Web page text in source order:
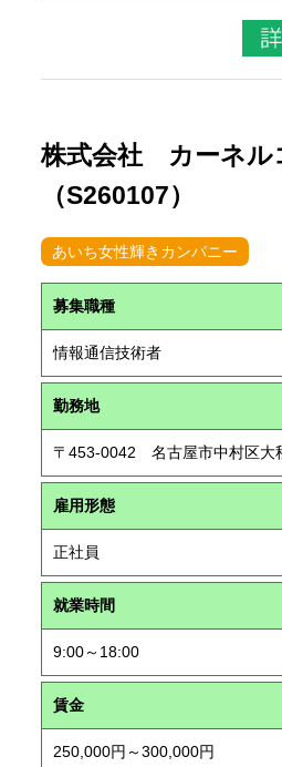
株式会社 カーネル
（S260107）
あいち女性輝きカンパニー
募集職種
情報通信技術者
勤務地
〒453-0042 名古屋市中村区大
雇用形態
正社員
就業時間
9:00～18:00
賃金
250,000円～300,000円